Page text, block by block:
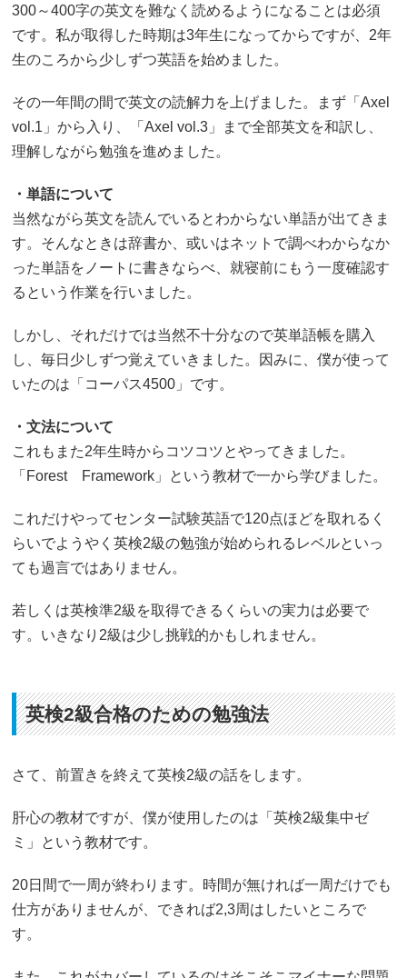
300～400字の英文を難なく読めるようになることは必須
です。私が取得した時期は3年生になってからですが、2年
生のころから少しずつ英語を始めました。
その一年間の間で英文の読解力を上げました。まず「Axel
vol.1」から入り、「Axel vol.3」まで全部英文を和訳し、
理解しながら勉強を進めました。
・単語について
当然ながら英文を読んでいるとわからない単語が出てきま
す。そんなときは辞書か、或いはネットで調べわからなか
った単語をノートに書きならべ、就寝前にもう一度確認す
るという作業を行いました。
しかし、それだけでは当然不十分なので英単語帳を購入
し、毎日少しずつ覚えていきました。因みに、僕が使って
いたのは「コーパス4500」です。
・文法について
これもまた2年生時からコツコツとやってきました。
「Forest Framework」という教材で一から学びました。
これだけやってセンター試験英語で120点ほどを取れるく
らいでようやく英検2級の勉強が始められるレベルといっ
ても過言ではありません。
若しくは英検準2級を取得できるくらいの実力は必要で
す。いきなり2級は少し挑戦的かもしれません。
英検2級合格のための勉強法
さて、前置きを終えて英検2級の話をします。
肝心の教材ですが、僕が使用したのは「英検2級集中ゼ
ミ」という教材です。
20日間で一周が終わります。時間が無ければ一周だけでも
仕方がありませんが、できれば2,3周はしたいところで
す。